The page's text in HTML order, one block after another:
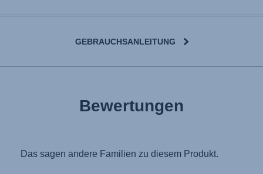
GEBRAUCHSANLEITUNG
Gebrauchsanleitung (Deutsch)
Mode d'emploi (Français)
Bewertungen